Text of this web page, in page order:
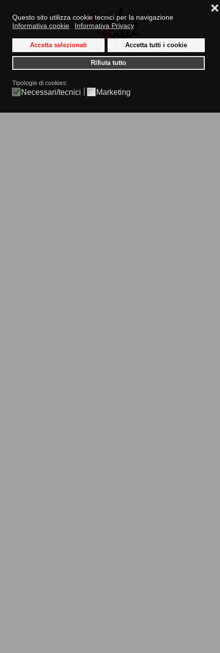
Questo sito utilizza cookie tecnici per la navigazione
Informativa cookie
Informativa Privacy
Accetta selezionati Accetta tutti i cookie
Rifiuta tutto
❌
Tipologie di cookies:
Necessari/tecnici Marketing
Skip to main content